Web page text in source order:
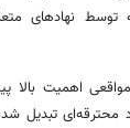
نهادهای
اهمیت
مواد محترقه‌ای